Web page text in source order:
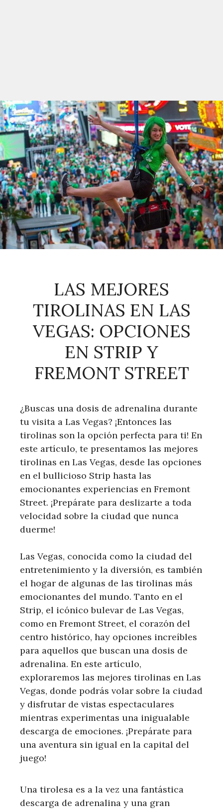
LAS MEJORES
TIROLINAS EN LAS
VEGAS: OPCIONES
EN STRIP Y
FREMONT STREET
¿Buscas una dosis de adrenalina durante
tu visita a Las Vegas? ¡Entonces las
tirolinas son la opción perfecta para ti! En
este artículo, te presentamos las mejores
tirolinas en Las Vegas, desde las opciones
en el bullicioso Strip hasta las
emocionantes experiencias en Fremont
Street. ¡Prepárate para deslizarte a toda
velocidad sobre la ciudad que nunca
duerme!
Las Vegas, conocida como la ciudad del
entretenimiento y la diversión, es también
el hogar de algunas de las tirolinas más
emocionantes del mundo. Tanto en el
Strip, el icónico bulevar de Las Vegas,
como en Fremont Street, el corazón del
centro histórico, hay opciones increíbles
para aquellos que buscan una dosis de
adrenalina. En este artículo,
exploraremos las mejores tirolinas en Las
Vegas, donde podrás volar sobre la ciudad
y disfrutar de vistas espectaculares
mientras experimentas una inigualable
descarga de emociones. ¡Prepárate para
una aventura sin igual en la capital del
juego!
Una tirolesa es a la vez una fantástica
descarga de adrenalina y una gran